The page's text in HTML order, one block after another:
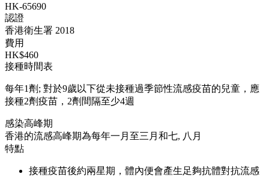
HK-65690
認證
香港衛生署 2018
費用
HK$460
接種時間表
每年1劑; 對於9歲以下從未接種過季節性流感疫苗的兒童，應
接種2劑疫苗，2劑間隔至少4週
感染高峰期
香港的流感高峰期為每年一月至三月和七, 八月
特點
接種疫苗後約兩星期，體內便會產生足夠抗體對抗流感